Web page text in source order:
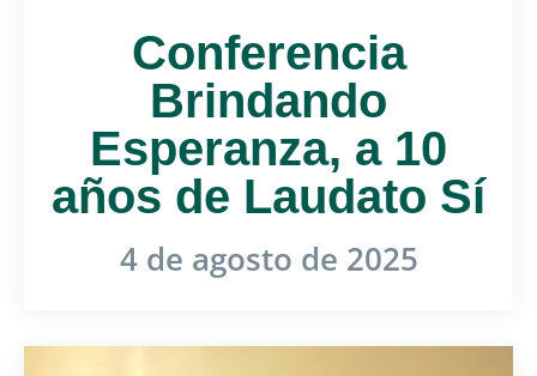
Conferencia
Brindando
Esperanza, a 10
años de Laudato Sí
4 de agosto de 2025